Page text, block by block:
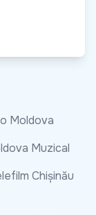
Moldova
Muzical
Chișinău